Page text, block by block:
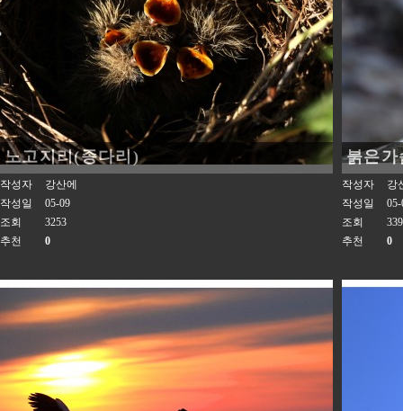
노고지리(종다리)
작성자
강산에
작성일
05-09
조회
3253
추천
0
붉은가
작성자
강
작성일
05-
조회
추천
0